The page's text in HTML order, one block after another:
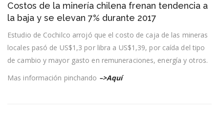
de
la
minería
chilena
frenan
tendencia
la
Costos de la minería chilena frenan tendencia a
la baja y se elevan 7% durante 2017
Estudio de Cochilco arrojó que el costo de caja de las mineras
locales pasó de US$1,3 por libra a US$1,39, por caída del tipo
de cambio y mayor gasto en remuneraciones, energía y otros.
Mas información pinchando –>Aquí